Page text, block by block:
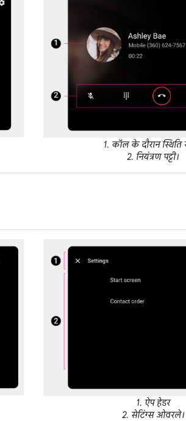
1. कॉल के दौरान स्थिति
2. नियंत्रण पट्टी।
1. ऐप हेडर
2. सेटिंग्स ओवरले।